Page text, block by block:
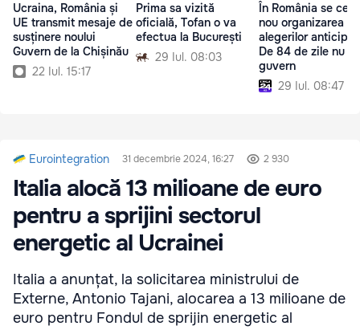
Ucraina, România și
UE transmit mesaje de
susținere noului
Guvern de la Chișinău
22 Iul. 15:17
Prima sa vizită
oficială, Tofan o va
efectua la București
29 Iul. 08:03
În România se
nou organizarea
alegerilor
De 84 de zile nu
guvern
29 Iul. 08:47
Eurointegration 31 decembrie 2024, 16:27 2 930
Italia alocă 13 milioane de euro
pentru a sprijini sectorul
energetic al Ucrainei
Italia a anunțat, la solicitarea ministrului de
Externe, Antonio Tajani, alocarea a 13 milioane de
euro pentru Fondul de sprijin energetic al